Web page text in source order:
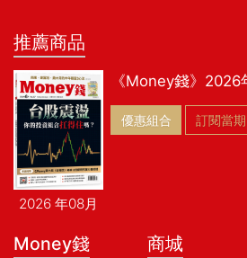
大衛．
尼瓦
State
能的
推薦商品
2026 年08月
《Money錢》
優惠組合 訂閱當期
Money錢 商城